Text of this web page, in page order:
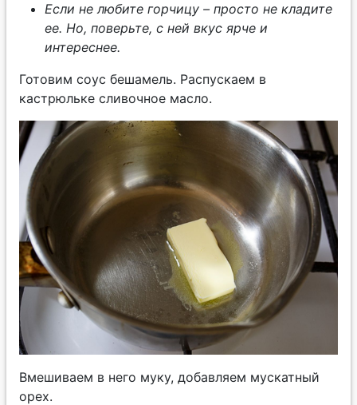
Если не любите горчицу – просто не кладите
ее. Но, поверьте, с ней вкус ярче и
интереснее.
Готовим соус бешамель. Распускаем в
кастрюльке сливочное масло.
Вмешиваем в него муку, добавляем мускатный
орех.